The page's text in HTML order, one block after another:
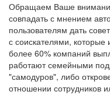
Обращаем Ваше
совпадать с мнением
пользователям дать
с соискателями, которые
более 60% компаний
работают семейными
"самодуров", либо
отношении сотрудников